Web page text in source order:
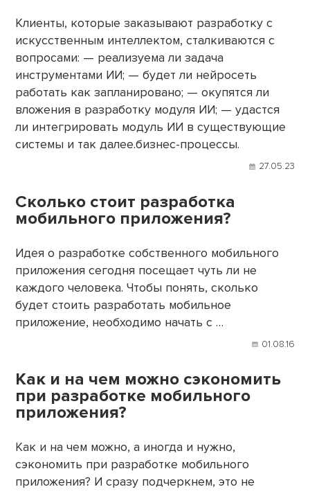
Клиенты, которые заказывают разработку с
искусственным интеллектом, сталкиваются с
вопросами: — реализуема ли задача
инструментами ИИ; — будет ли нейросеть
работать как запланировано; — окупятся ли
вложения в разработку модуля ИИ; — удастся
ли интегрировать модуль ИИ в существующие
системы и так далее.бизнес-процессы.
27.05.23
Сколько стоит разработка
мобильного приложения?
Идея о разработке собственного мобильного
приложения сегодня посещает чуть ли не
каждого человека. Чтобы понять, сколько
будет стоить разработать мобильное
приложение, необходимо начать с …
01.08.16
Как и на чем можно сэкономить
при разработке мобильного
приложения?
Как и на чем можно, а иногда и нужно,
сэкономить при разработке мобильного
приложения? И сразу подчеркнем, это не